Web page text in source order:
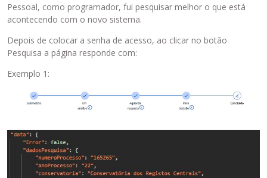
Pessoal, como programador, fui pesquisar melhor o que está
acontecendo com o novo sistema.
Depois de colocar a senha de acesso, ao clicar no botão
Pesquisa a página responde com:
Exemplo 1: